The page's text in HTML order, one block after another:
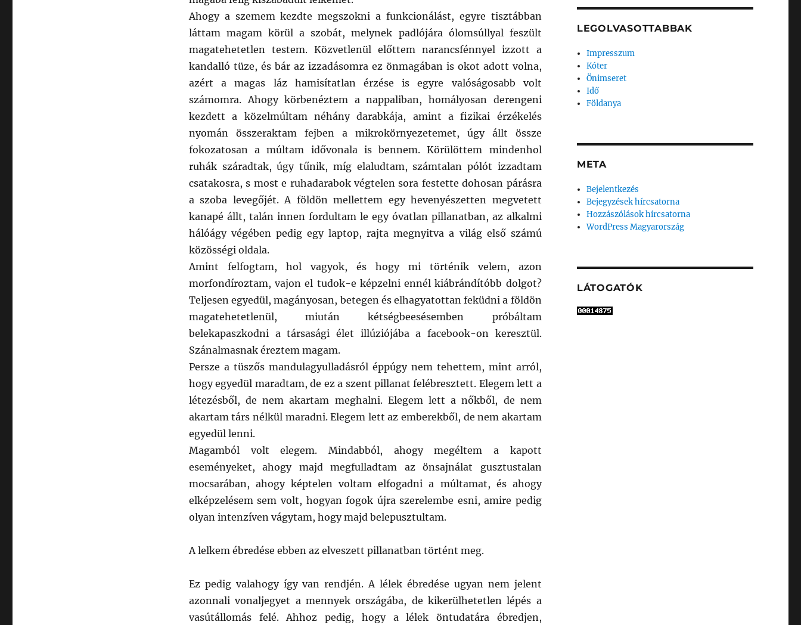
Ahogy a szemem kezdte megszokni a funkcionálást, egyre tisztábban
láttam magam körül a szobát, melynek padlójára ólomsúllyal feszült
magatehetetlen testem. Közvetlenül előttem narancsfénnyel izzott a
kandalló tüze, és bár az izzadásomra ez önmagában is okot adott volna,
azért a magas láz hamisítatlan érzése is egyre valóságosabb volt
számomra. Ahogy körbenéztem a nappaliban, homályosan derengeni
kezdett a közelmúltam néhány darabkája, amint a fizikai érzékelés
nyomán összeraktam fejben a mikrokörnyezetemet, úgy állt össze
fokozatosan a múltam idővonala is bennem. Körülöttem mindenhol
ruhák száradtak, úgy tűnik, míg elaludtam, számtalan pólót izzadtam
csatakosra, s most e ruhadarabok végtelen sora festette dohosan párásra
a szoba levegőjét. A földön mellettem egy hevenyészetten megvetett
kanapé állt, talán innen fordultam le egy óvatlan pillanatban, az alkalmi
hálóágy végében pedig egy laptop, rajta megnyitva a világ első számú
közösségi oldala.
Amint felfogtam, hol vagyok, és hogy mi történik velem, azon
morfondíroztam, vajon el tudok-e képzelni ennél kiábrándítóbb dolgot?
Teljesen egyedül, magányosan, betegen és elhagyatottan feküdni a földön
magatehetetlenül, miután kétségbeesésemben próbáltam
belekapaszkodni a társasági élet illúziójába a facebook-on keresztül.
Szánalmasnak éreztem magam.
Persze a tüszős mandulagyulladásról éppúgy nem tehettem, mint arról,
hogy egyedül maradtam, de ez a szent pillanat felébresztett. Elegem lett a
létezésből, de nem akartam meghalni. Elegem lett a nőkből, de nem
akartam társ nélkül maradni. Elegem lett az emberekből, de nem akartam
egyedül lenni.
Magamból volt elegem. Mindabból, ahogy megéltem a kapott
eseményeket, ahogy majd megfulladtam az önsajnálat gusztustalan
mocsarában, ahogy képtelen voltam elfogadni a múltamat, és ahogy
elképzelésem sem volt, hogyan fogok újra szerelembe esni, amire pedig
olyan intenzíven vágytam, hogy majd belepusztultam.
A lelkem ébredése ebben az elveszett pillanatban történt meg.
Ez pedig valahogy így van rendjén. A lélek ébredése ugyan nem jelent
azonnali vonaljegyet a mennyek országába, de kikerülhetetlen lépés a
vasútállomás felé. Ahhoz pedig, hogy a lélek öntudatára ébredjen,
LEGOLVASOTTABBAK
Impresszum
Kóter
Önimseret
Idő
Földanya
META
Bejelentkezés
Bejegyzések hírcsatorna
Hozzászólások hírcsatorna
WordPress Magyarország
LÁTOGATÓK